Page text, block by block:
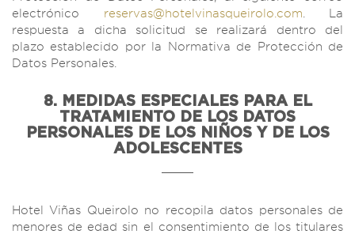
electrónico reservas@hotelvinasqueirolo.com. La
respuesta a dicha solicitud se realizará dentro del
plazo establecido por la Normativa de Protección de
Datos Personales.
8. MEDIDAS ESPECIALES PARA EL
TRATAMIENTO DE LOS DATOS
PERSONALES DE LOS NIÑOS Y DE LOS
ADOLESCENTES
Hotel Viñas Queirolo no recopila datos personales de
menores de edad sin el consentimiento de los titulares